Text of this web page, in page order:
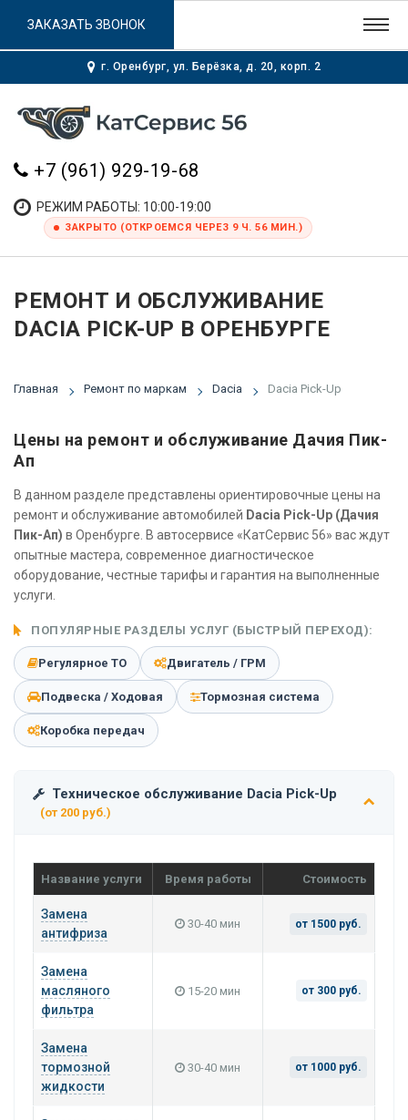
г. Оренбург, ул. Берёзка, д. 20, корп. 2
+7 (961) 929-19-68
РЕЖИМ РАБОТЫ: 10:00-19:00
ЗАКРЫТО (ОТКРОЕМСЯ ЧЕРЕЗ 9 Ч. 56 МИН.)
ЗАКАЗАТЬ ЗВОНОК
РЕМОНТ И ОБСЛУЖИВАНИЕ
DACIA PICK-UP В ОРЕНБУРГЕ
Главная Ремонт по маркам Dacia Dacia Pick-Up
Цены на ремонт и обслуживание Дачия Пик-
Ап
В данном разделе представлены ориентировочные цены на
ремонт и обслуживание автомобилей Dacia Pick-Up (Дачия
Пик-Ап) в Оренбурге. В автосервисе «КатСервис 56» вас ждут
опытные мастера, современное диагностическое
оборудование, честные тарифы и гарантия на выполненные
услуги.
ПОПУЛЯРНЫЕ РАЗДЕЛЫ УСЛУГ (БЫСТРЫЙ ПЕРЕХОД):
Регулярное ТО Двигатель / ГРМ
Подвеска / Ходовая Тормозная система
Коробка передач
Техническое обслуживание Dacia Pick-Up
(от 200 руб.)
Название услуги Время работы Стоимость
Замена
антифриза
30-40 мин от 1500 руб.
Замена
масляного
фильтра
15-20 мин от 300 руб.
Замена
тормозной
жидкости
30-40 мин от 1000 руб.